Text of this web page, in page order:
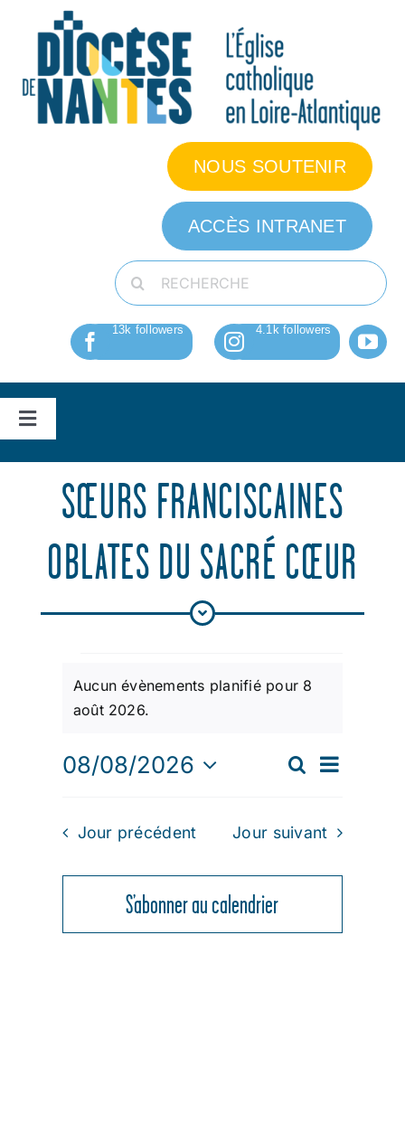
NOUS SOUTENIR
ACCÈS INTRANET
Rechercher:
Navigation
bascule
Agenda
SŒURS FRANCISCAINES
OBLATES DU SACRÉ CŒUR
ÉVÈNEMENTS
FOR
AOÛT
2026
Notice
Aucun évènements planifié pour 8
août 2026.
RECHERCHE
ET
NAVIGATION
Recherche
NAVIGATION
ÉVÈNEMENT
Jour
08/08/2026
date.
Jour précédent Jour suivant
S’abonner au calendrier